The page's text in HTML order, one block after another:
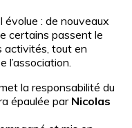
évolue : de nouveaux
certains passent le
activités, tout en
la responsabilité du
épaulée parNicolas